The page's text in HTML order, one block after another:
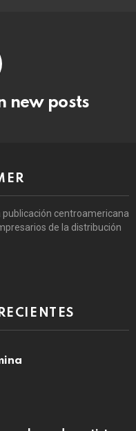
new posts
centroamericana
de la distribución